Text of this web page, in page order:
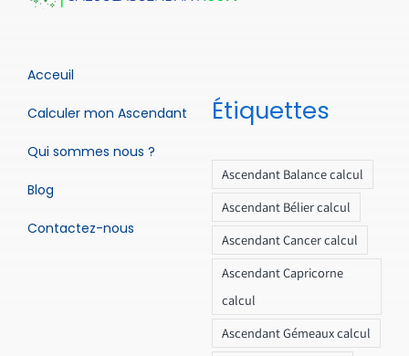
Acceuil
Calculer mon Ascendant
Qui sommes nous ?
Blog
Contactez-nous
Étiquettes
Ascendant Balance calcul
Ascendant Bélier calcul
Ascendant Cancer calcul
Ascendant Capricorne
calcul
Ascendant Gémeaux calcul